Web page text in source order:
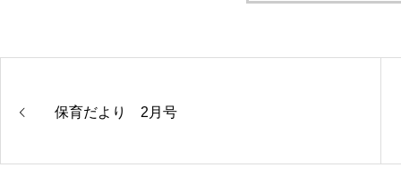
保育だより 2月号